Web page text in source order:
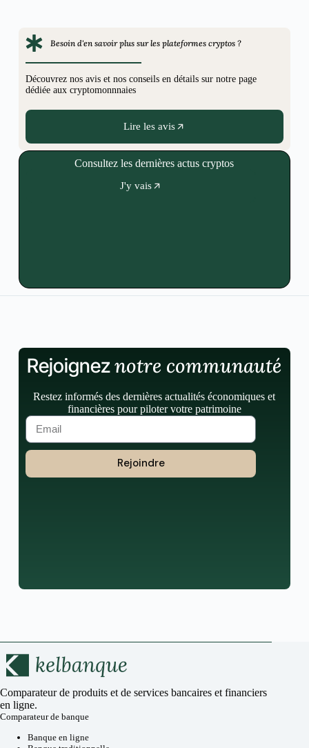
Besoin d'en savoir plus sur les plateformes cryptos ?
Découvrez nos avis et nos conseils en détails sur notre page
dédiée aux cryptomonnnaies
Lire les avis
Consultez les dernières actus cryptos
J'y vais
Rejoigneznotre communauté
Restez informés des dernières actualités économiques et
financières pour piloter votre patrimoine
Rejoindre
Comparateur de produits et de services bancaires et financiers
en ligne.
Comparateur de banque
Banque en ligne